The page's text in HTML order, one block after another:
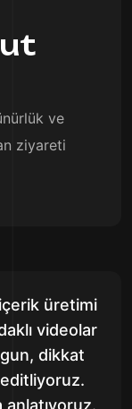
ve
ziyareti
üretimi
videolar
dikkat
anlatıyoruz.